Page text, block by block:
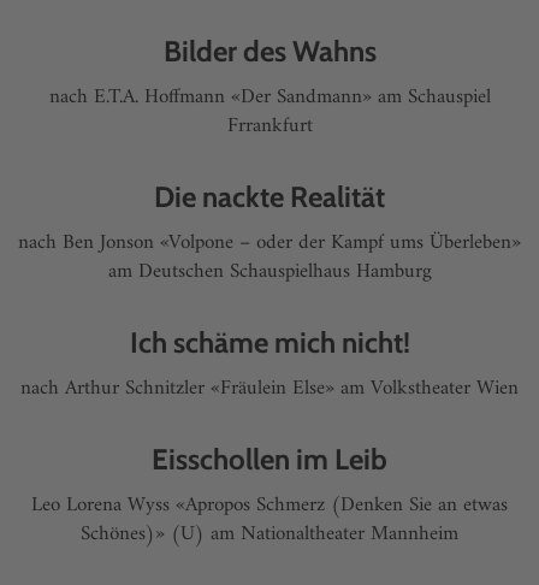
Bilder des Wahns
nach E.T.A. Hoffmann «Der Sandmann» am Schauspiel
Frrankfurt
Die nackte Realität
nach Ben Jonson «Volpone – oder der Kampf ums Überleben»
am Deutschen Schauspielhaus Hamburg
Ich schäme mich nicht!
nach Arthur Schnitzler «Fräulein Else» am Volkstheater Wien
Eisschollen im Leib
Leo Lorena Wyss «Apropos Schmerz (Denken Sie an etwas
Schönes)» (U) am Nationaltheater Mannheim